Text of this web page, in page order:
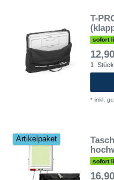
T-
sofort
1 Stück
* inkl.
Artikelpaket
sofort